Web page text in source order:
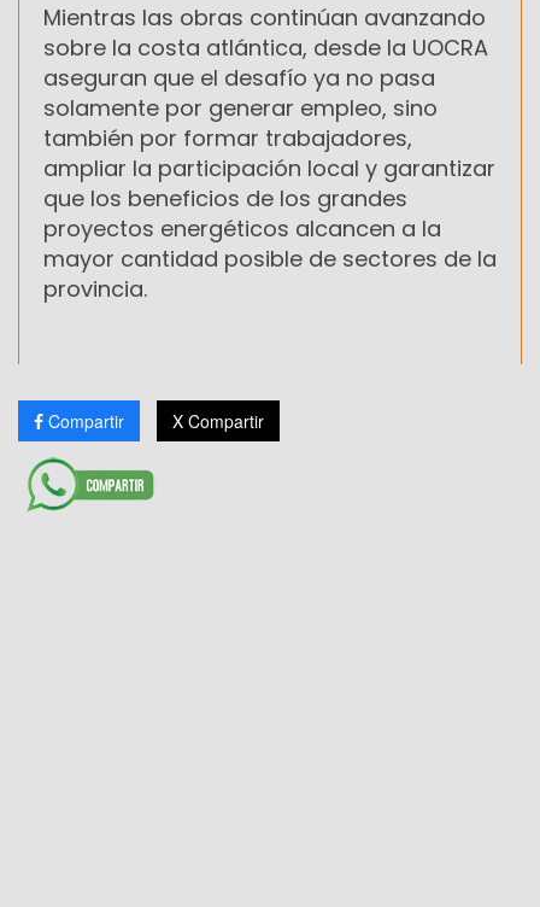
Mientras las obras continúan avanzando
sobre la costa atlántica, desde la UOCRA
aseguran que el desafío ya no pasa
solamente por generar empleo, sino
también por formar trabajadores,
ampliar la participación local y garantizar
que los beneficios de los grandes
proyectos energéticos alcancen a la
mayor cantidad posible de sectores de la
provincia.
Compartir X Compartir